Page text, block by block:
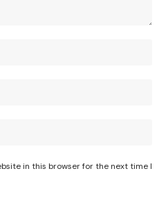
in this browser for the next time I